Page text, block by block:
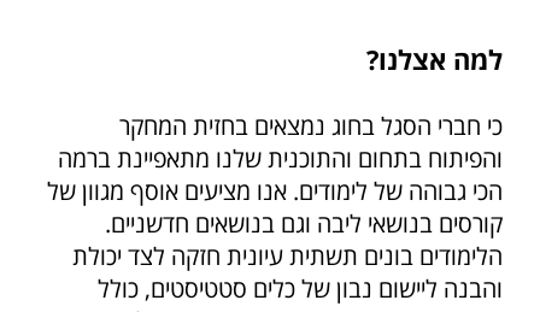
למה אצלנו?
כי חברי הסגל בחוג נמצאים בחזית המחקר
והפיתוח בתחום והתוכנית שלנו מתאפיינת ברמה
הכי גבוהה של לימודים. אנו מציעים אוסף מגוון של
קורסים בנושאי ליבה וגם בנושאים חדשניים.
הלימודים בונים תשתית עיונית חזקה לצד יכולת
והבנה ליישום נבון של כלים סטטיסטים, כולל